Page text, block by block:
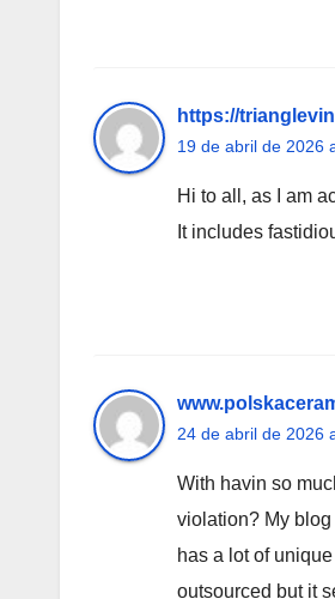
https://
19 de abril de 2026
Hi to all, as I am
It includes
24 de abril de 2026
With havin so
violation? My blog
has a lot of
outsourced but it